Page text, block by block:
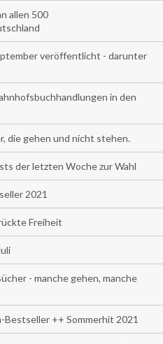
allen 500
veröffentlicht - darunter
in den
die gehen und nicht stehen.
der letzten Woche zur Wahl
2021
Freiheit
- manche gehen, manche
++ Sommerhit 2021